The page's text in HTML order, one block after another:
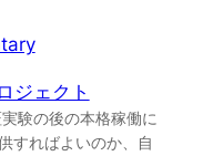
ジェクト
験の後の本格稼働に
すればよいのか、自